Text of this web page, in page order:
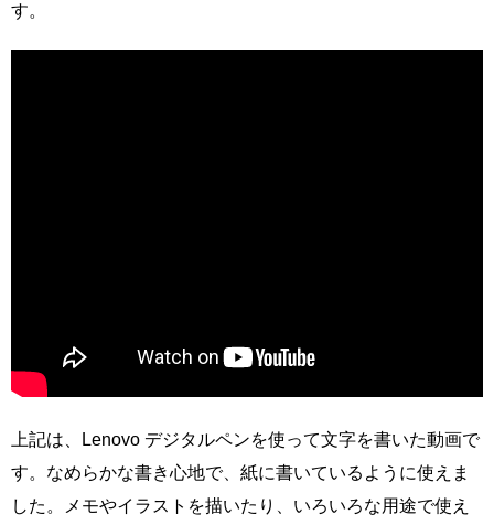
す。
上記は、Lenovo デジタルペンを使って文字を書いた動画で
す。なめらかな書き心地で、紙に書いているように使えま
した。メモやイラストを描いたり、いろいろな用途で使え